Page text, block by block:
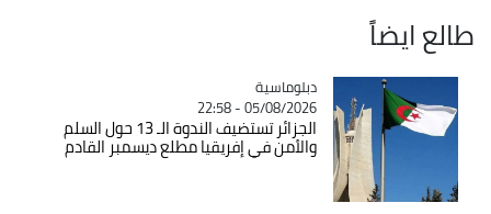
طالع ايضاً
Catégorie
دبلوماسية
05/08/2026 - 22:58
الجزائر تستضيف الندوة الـ 13 حول السلم
والأمن في إفريقيا مطلع ديسمبر القادم